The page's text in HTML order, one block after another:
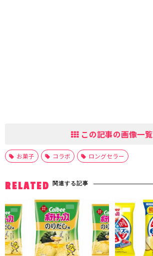
この記事の画像一覧
お菓子 コラボ ロングセラー
RELATED 関連する記事